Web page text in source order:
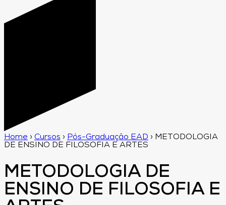
Home › Cursos › Pós-Graduação EAD › METODOLOGIA
DE ENSINO DE FILOSOFIA E ARTES
METODOLOGIA DE
ENSINO DE FILOSOFIA E